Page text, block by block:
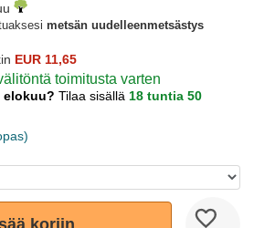
metsän uudelleenmetsästys
EUR 11,65
toimitusta varten
elokuu? Tilaa sisällä 18 tuntia 50